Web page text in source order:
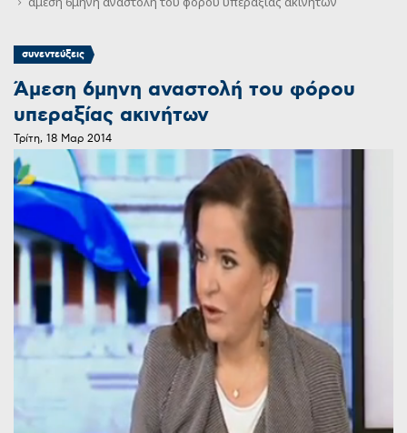
συνεντεύξεις
Άμεση 6μηνη αναστολή του φόρου
υπεραξίας ακινήτων
Τρίτη, 18 Μαρ 2014